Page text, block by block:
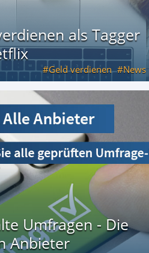
als Tagger
Geld verdienen News
Umfragen - Die
Anbieter